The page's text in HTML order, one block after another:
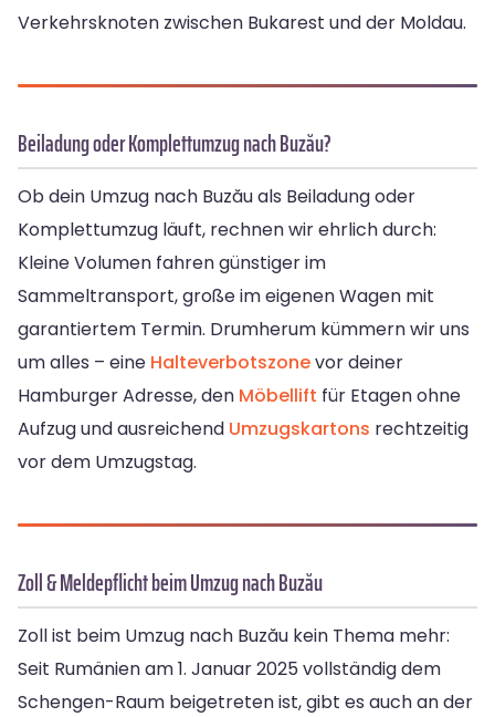
Verkehrsknoten zwischen Bukarest und der Moldau.
Beiladung oder Komplettumzug nach Buzău?
Ob dein Umzug nach Buzău als Beiladung oder
Komplettumzug läuft, rechnen wir ehrlich durch:
Kleine Volumen fahren günstiger im
Sammeltransport, große im eigenen Wagen mit
garantiertem Termin. Drumherum kümmern wir uns
um alles – eine Halteverbotszonevor deiner
Hamburger Adresse, den Möbellift für Etagen ohne
Aufzug und ausreichend Umzugskartons rechtzeitig
vor dem Umzugstag.
Zoll & Meldepflicht beim Umzug nach Buzău
Zoll ist beim Umzug nach Buzău kein Thema mehr:
Seit Rumänien am 1. Januar 2025 vollständig dem
Schengen-Raum beigetreten ist, gibt es auch an der